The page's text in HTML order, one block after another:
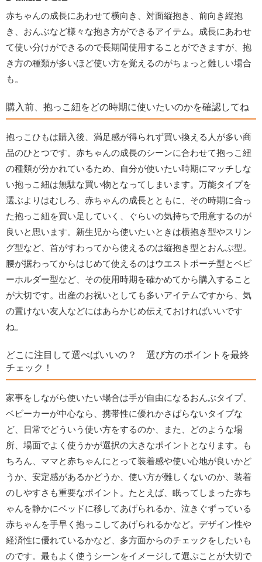
赤ちゃんの成長にあわせて横向き、対面縦抱き、前向き縦抱
き、おんぶなど様々な抱き方ができるアイテム。成長にあわせ
て使い分けができるので長期間使用することができますが、抱
き方の種類が多いほど使い方を覚えるのがちょっと難しい場合
も。
購入前、抱っこ紐をどの時期に使いたいのかを確認してね
抱っこひもは購入後、満足感が得られず買い換える人が多い商
品のひとつです。赤ちゃんの成長のシーンに合わせて抱っこ紐
の種類が分かれているため、自分が使いたい時期にマッチしな
い抱っこ紐は無駄な買い物となってしまいます。万能タイプを
選ぶよりはむしろ、赤ちゃんの成長とともに、その時期に合っ
た抱っこ紐を買い足していく、ぐらいの気持ちで用意するのが
良いと思います。新生児から使いたいときは横抱き型やスリン
グ型など、首がすわってから使えるのは縦抱き型とおんぶ型。
腰が据わってからはじめて使えるのはウエストポーチ型とベビ
ーホルダー型など、その使用時期を確かめてから購入すること
が大切です。出産のお祝いとしても多いアイテムですから、気
の置けない友人などにはあらかじめ伝えておければいいです
ね。
どこに注目して選べばいいの？ 選び方のポイントを最終
チェック！
家事をしながら使いたい場合は手が自由になるおんぶタイプ、
ベビーカーが中心なら、携帯性に優れかさばらないタイプな
ど、日常でどういう使い方をするのか、また、どのような場
所、場面でよく使うかが選択の大きなポイントとなります。も
ちろん、ママと赤ちゃんにとって装着感や使い心地が良いかど
うか、安定感があるかどうか、使い方が難しくないのか、装着
のしやすさも重要なポイント。たとえば、眠ってしまった赤ち
ゃんを静かにベッドに移してあげられるか、泣きぐずっている
赤ちゃんを手早く抱っこしてあげられるかなど。デザイン性や
経済性に優れているかなど、多方面からのチェックをしたいも
のです。最もよく使うシーンをイメージして選ぶことが大切で